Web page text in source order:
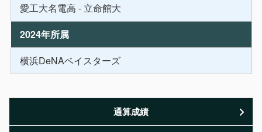
愛工大名電高 - 立命館大
2024年所属
横浜DeNAベイスターズ
通算成績